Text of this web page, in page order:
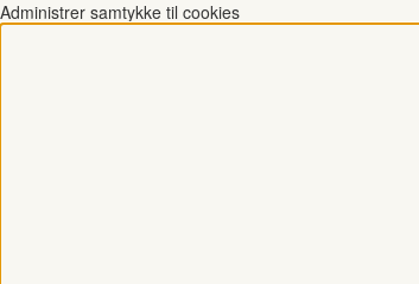
Administrer samtykke til cookies